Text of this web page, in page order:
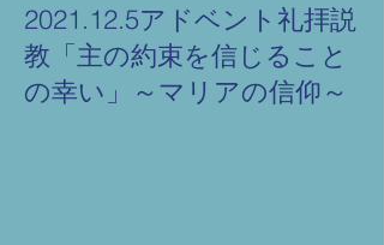
2021.12.5アドベント礼拝説
教「主の約束を信じること
の幸い」～マリアの信仰～